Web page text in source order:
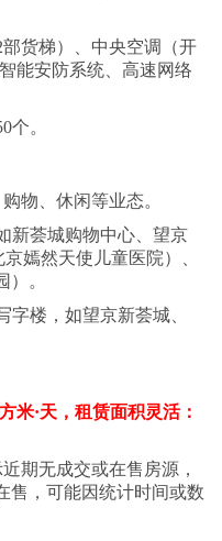
货梯）、中央空调（开
能安防系统、高速网络
个。
物、休闲等业态。
新荟城购物中心、望京
嫣然天使儿童医院）、
）。
字楼，如望京新荟城、
米·天，租赁面积灵活：
期无成交或在售房源，
售，可能因统计时间或数